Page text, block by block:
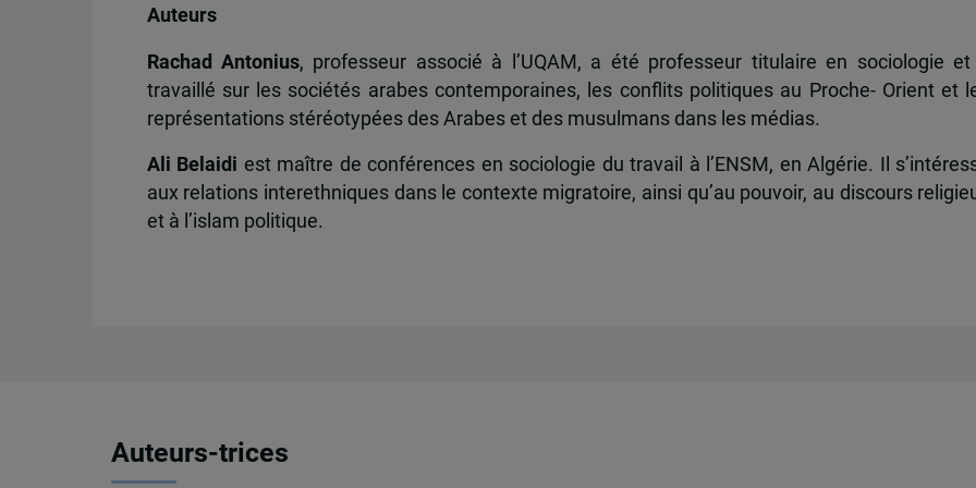
Auteurs
Rachad Antonius, professeur associé à l’UQAM, a été professeur titulaire en sociologie et
travaillé sur les sociétés arabes contemporaines, les conflits politiques au Proche- Orient et
représentations stéréotypées des Arabes et des musulmans dans les médias.
Ali Belaidi est maître de conférences en sociologie du travail à l’ENSM, en Algérie. Il
aux relations interethniques dans le contexte migratoire, ainsi qu’au pouvoir, au discours
et à l’islam politique.
Auteurs-trices